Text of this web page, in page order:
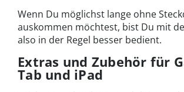
Wenn Du möglichst lange ohne
auskommen möchtest, bist Du mit
also in der Regel besser bedient.
Extras und Zubehör für
Tab und iPad